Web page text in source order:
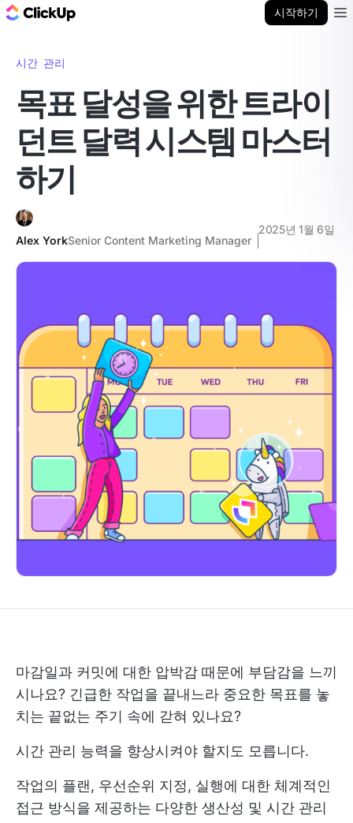
시작하기
시간 관리
목표 달성을 위한 트라이
던트 달력 시스템 마스터
하기
Alex YorkSenior Content Marketing Manager
2025년 1월 6일
마감일과 커밋에 대한 압박감 때문에 부담감을 느끼
시나요? 긴급한 작업을 끝내느라 중요한 목표를 놓
치는 끝없는 주기 속에 갇혀 있나요?
시간 관리 능력을 향상시켜야 할지도 모릅니다.
작업의 플랜, 우선순위 지정, 실행에 대한 체계적인
접근 방식을 제공하는 다양한 생산성 및 시간 관리